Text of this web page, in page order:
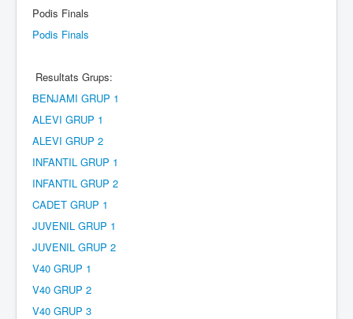
Podis Finals
Podis Finals
Resultats Grups:
BENJAMI GRUP 1
ALEVI GRUP 1
ALEVI GRUP 2
INFANTIL GRUP 1
INFANTIL GRUP 2
CADET GRUP 1
JUVENIL GRUP 1
JUVENIL GRUP 2
V40 GRUP 1
V40 GRUP 2
V40 GRUP 3